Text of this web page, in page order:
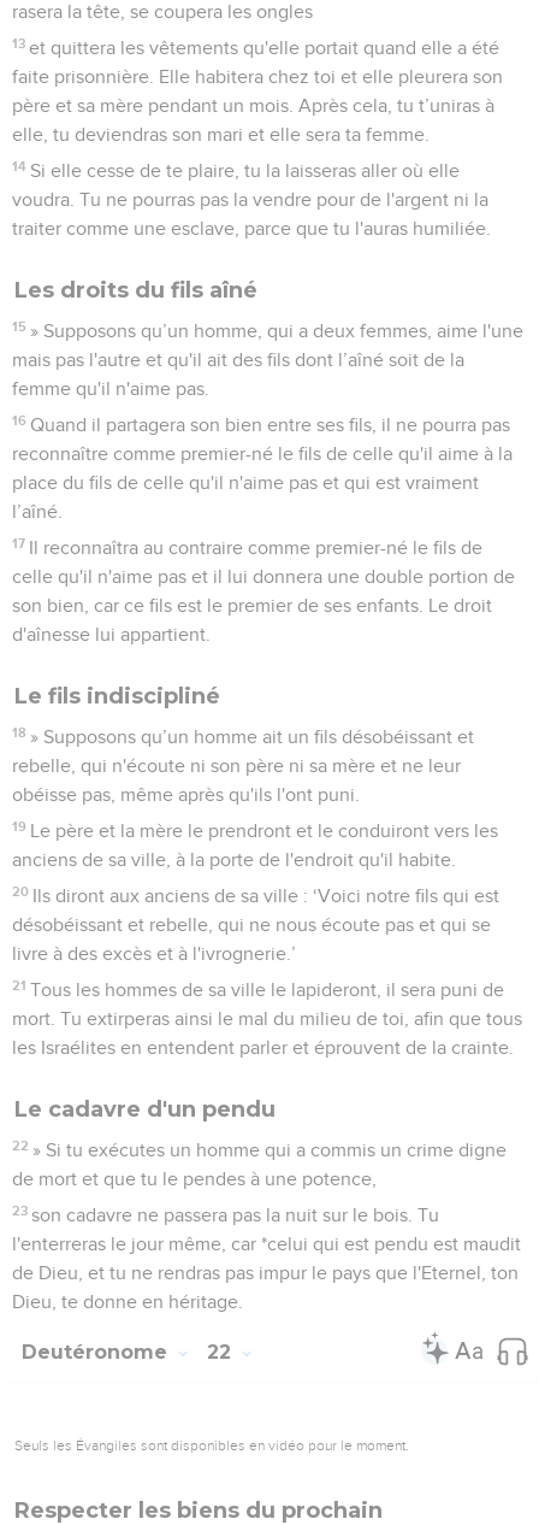
rasera la tête, se coupera les ongles
13 et quittera les vêtements qu'elle portait quand elle a été
faite prisonnière. Elle habitera chez toi et elle pleurera son
père et sa mère pendant un mois. Après cela, tu t’uniras à
elle, tu deviendras son mari et elle sera ta femme.
14 Si elle cesse de te plaire, tu la laisseras aller où elle
voudra. Tu ne pourras pas la vendre pour de l'argent ni la
traiter comme une esclave, parce que tu l'auras humiliée.
Les droits du fils aîné
15 » Supposons qu’un homme, qui a deux femmes, aime l'une
mais pas l'autre et qu'il ait des fils dont l’aîné soit de la
femme qu'il n'aime pas.
16 Quand il partagera son bien entre ses fils, il ne pourra pas
reconnaître comme premier-né le fils de celle qu'il aime à la
place du fils de celle qu'il n'aime pas et qui est vraiment
l’aîné.
17 Il reconnaîtra au contraire comme premier-né le fils de
celle qu'il n'aime pas et il lui donnera une double portion de
son bien, car ce fils est le premier de ses enfants. Le droit
d'aînesse lui appartient.
Le fils indiscipliné
18 » Supposons qu’un homme ait un fils désobéissant et
rebelle, qui n'écoute ni son père ni sa mère et ne leur
obéisse pas, même après qu'ils l'ont puni.
19 Le père et la mère le prendront et le conduiront vers les
anciens de sa ville, à la porte de l'endroit qu'il habite.
20 Ils diront aux anciens de sa ville : ‘Voici notre fils qui est
désobéissant et rebelle, qui ne nous écoute pas et qui se
livre à des excès et à l'ivrognerie.’
21 Tous les hommes de sa ville le lapideront, il sera puni de
mort. Tu extirperas ainsi le mal du milieu de toi, afin que tous
les Israélites en entendent parler et éprouvent de la crainte.
Le cadavre d'un pendu
22 » Si tu exécutes un homme qui a commis un crime digne
de mort et que tu le pendes à une potence,
23 son cadavre ne passera pas la nuit sur le bois. Tu
l'enterreras le jour même, car *celui qui est pendu est maudit
de Dieu, et tu ne rendras pas impur le pays que l'Eternel, ton
Dieu, te donne en héritage.
Deutéronome 22
Seuls les Évangiles sont disponibles en vidéo pour le moment.
Respecter les biens du prochain